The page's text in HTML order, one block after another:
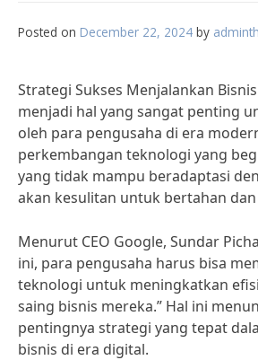
Posted on December 22, 2024 by
Strategi Sukses Menjalankan
menjadi hal yang sangat penting
oleh para pengusaha di era
perkembangan teknologi yang
yang tidak mampu beradaptasi
akan kesulitan untuk bertahan
Menurut CEO Google, Sundar
ini, para pengusaha harus bisa
teknologi untuk meningkatkan
saing bisnis mereka.” Hal ini
pentingnya strategi yang tepat
bisnis di era digital.